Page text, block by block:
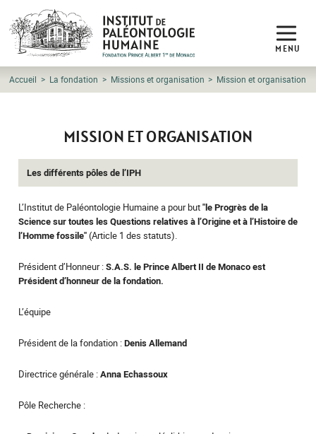
MENU
Accueil La fondation Missions et organisation Mission et organisation
MISSION ET ORGANISATION
Les différents pôles de l’IPH
L’Institut de Paléontologie Humaine a pour but"le Progrès de la
Science sur toutes les Questions relatives à l’Origine et à l’Histoire de
l’Homme fossile"(Article 1 des statuts).
Président d’Honneur :S.A.S. le Prince Albert II de Monaco est
Président d’honneur de la fondation.
L’équipe
Président de la fondation :Denis Allemand
Directrice générale :Anna Echassoux
Pôle Recherche :